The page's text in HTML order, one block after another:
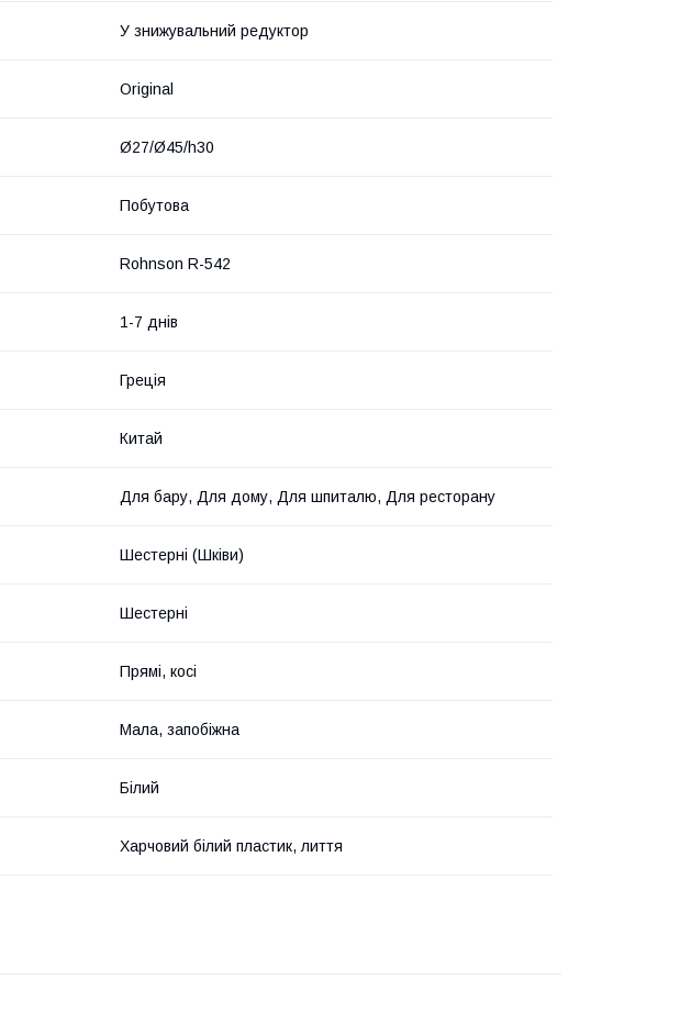
У знижувальний редуктор
Original
Ø27/Ø45/h30
Побутова
Rohnson R-542
1-7 днів
Греція
Китай
Для бару, Для дому, Для шпиталю, Для ресторану
Шестерні (Шківи)
Шестерні
Прямі, косі
Мала, запобіжна
Білий
Харчовий білий пластик, лиття